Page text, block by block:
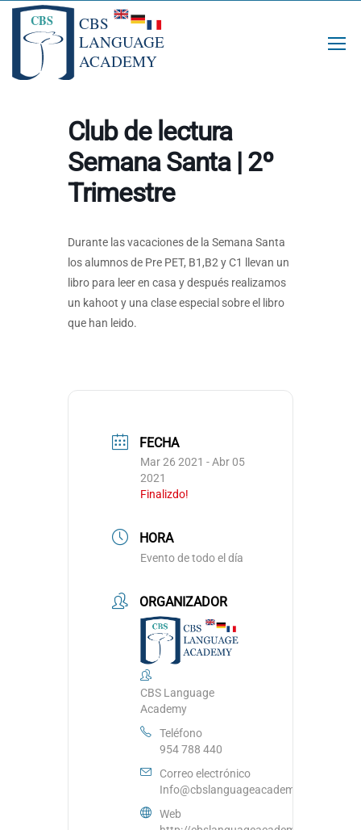
Club de lectura
Semana Santa | 2º
Trimestre
Durante las vacaciones de la Semana Santa
los alumnos de Pre PET, B1,B2 y C1 llevan un
libro para leer en casa y después realizamos
un kahoot y una clase especial sobre el libro
que han leido.
FECHA
Mar 26 2021 - Abr 05
2021
Finalizdo!
HORA
Evento de todo el día
ORGANIZADOR
CBS Language
Academy
Teléfono
954 788 440
Correo electrónico
Info@cbslanguageacademy.eu
Web